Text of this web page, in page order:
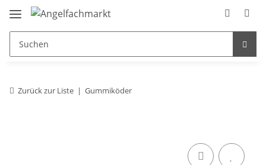
Zurück zur Liste Gummiköder